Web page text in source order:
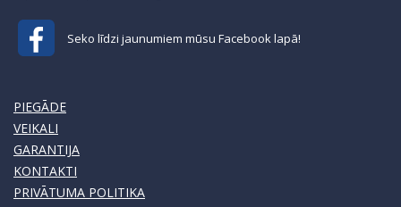
Seko līdzi jaunumiem mūsu Facebook lapā!
PIEGĀDE
VEIKALI
GARANTIJA
KONTAKTI
PRIVĀTUMA POLITIKA